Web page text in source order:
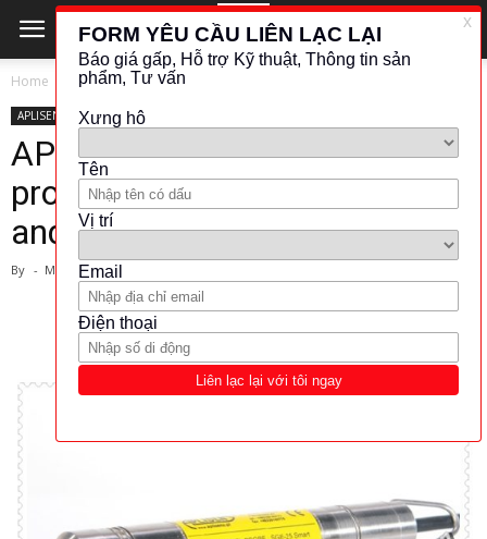
Home APLISENS
APLISENS LƯU LƯỢNG - ĐO MỨC
APLISENS-Hydrostatic level
probes ( Model: SGE-25.Smart
and SGE-25S.Smart )
By - March 1, 2024